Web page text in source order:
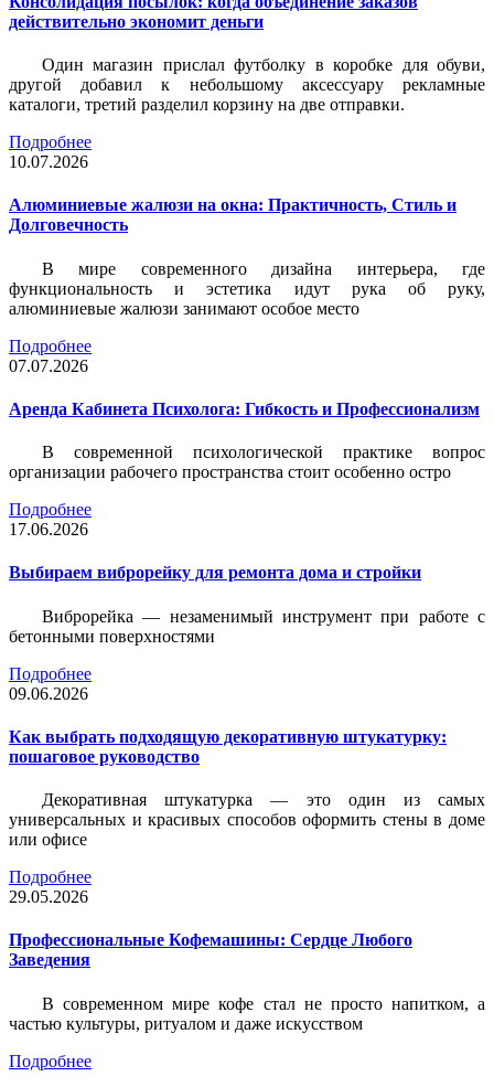
действительно экономит деньги
Один магазин прислал футболку в коробке для обуви,
другой добавил к небольшому аксессуару рекламные
каталоги, третий разделил корзину на две отправки.
Подробнее
10.07.2026
Алюминиевые жалюзи на окна: Практичность, Стиль и
Долговечность
В мире современного дизайна интерьера, где
функциональность и эстетика идут рука об руку,
алюминиевые жалюзи занимают особое место
Подробнее
07.07.2026
Аренда Кабинета Психолога: Гибкость и Профессионализм
В современной психологической практике вопрос
организации рабочего пространства стоит особенно остро
Подробнее
17.06.2026
Выбираем виброрейку для ремонта дома и стройки
Виброрейка — незаменимый инструмент при работе с
бетонными поверхностями
Подробнее
09.06.2026
Как выбрать подходящую декоративную штукатурку:
пошаговое руководство
Декоративная штукатурка — это один из самых
универсальных и красивых способов оформить стены в доме
или офисе
Подробнее
29.05.2026
Профессиональные Кофемашины: Сердце Любого
Заведения
В современном мире кофе стал не просто напитком, а
частью культуры, ритуалом и даже искусством
Подробнее